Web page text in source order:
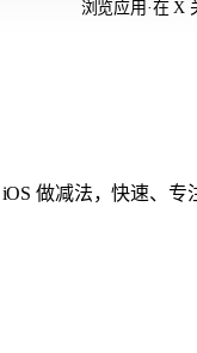
浏览应用 ·在 X
做减法，快速、专